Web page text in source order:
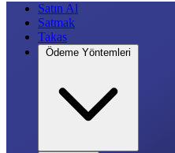
Satın Al
Satmak
Takas
Ödeme Yöntemleri